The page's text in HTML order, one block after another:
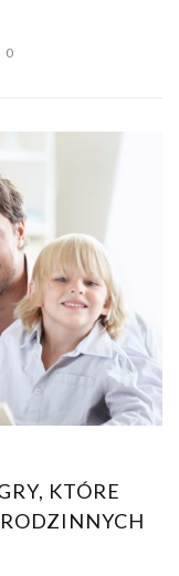
0
KTÓRE